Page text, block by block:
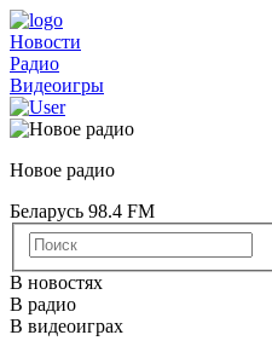
Новости
Радио
Видеоигры
Новое радио
Беларусь 98.4 FM
В новостях
В радио
В видеоиграх